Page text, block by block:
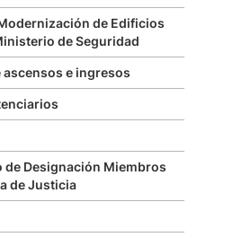
de Edificios
de Seguridad
e ingresos
de Designación Miembros
de Justicia